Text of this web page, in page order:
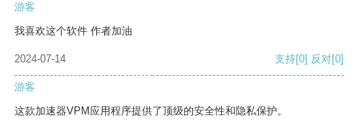
游客
我喜欢这个软件 作者加油
2024-07-14 支持[0] 反对[0]
游客
这款加速器VPM应用程序提供了顶级的安全性和隐私保护。